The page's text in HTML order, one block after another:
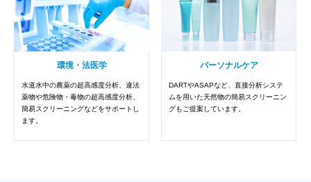
環境・法医学
水道水中の農薬の超高感度分析、違法
薬物や危険物・毒物の超高感度分析、
簡易スクリーニングなどをサポートし
ます。
パーソナルケア
DARTやASAPなど、直接分析システ
ムを用いた天然物の簡易スクリーニン
グもご提案しています。